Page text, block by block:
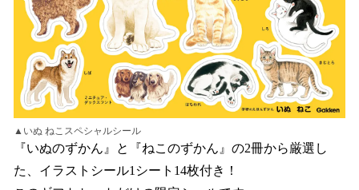
▲いぬ ねこスペシャルシール
『いぬのずかん』と『ねこのずかん』の2冊から厳選し
た、イラストシール1シート14枚付き！